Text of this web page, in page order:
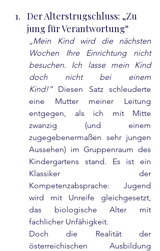
Der Alterstrugschluss: „Zu
jung für Verantwortung“
„Mein Kind wird die nächsten
Wochen Ihre Einrichtung nicht
besuchen. Ich lasse mein Kind
doch nicht bei einem
Kind!“ Diesen Satz schleuderte
eine Mutter meiner Leitung
entgegen, als ich mit Mitte
zwanzig (und einem
zugegebenermaßen sehr jungen
Aussehen) im Gruppenraum des
Kindergartens stand. Es ist ein
Klassiker der
Kompetenzabsprache: Jugend
wird mit Unreife gleichgesetzt,
das biologische Alter mit
fachlicher Unfähigkeit.
Doch die Realität der
österreichischen Ausbildung